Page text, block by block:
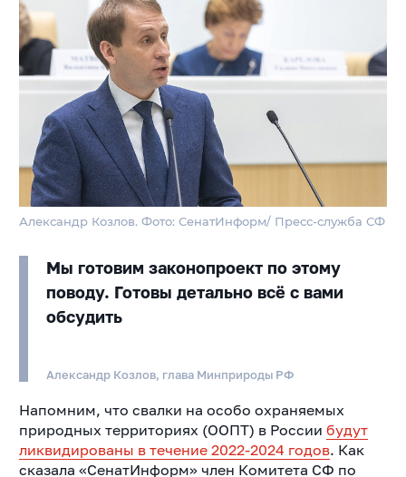
Александр Козлов. Фото: СенатИнформ/ Пресс-служба СФ
Мы готовим законопроект по этому
поводу. Готовы детально всё с вами
обсудить
Александр Козлов, глава Минприроды РФ
Напомним, что свалки на особо охраняемых
природных территориях (ООПТ) в России будут
ликвидированы в течение 2022-2024 годов. Как
сказала «СенатИнформ» член Комитета СФ по